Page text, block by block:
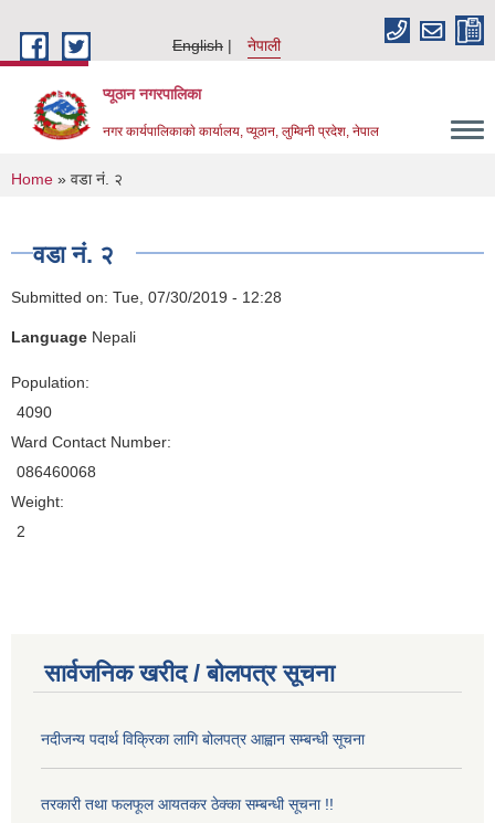
English
नेपाली
प्यूठान नगरपालिका
नगर कार्यपालिकाकाे कार्यालय, प्यूठान, लुम्विनी प्रदेश, नेपाल
You are here
Home » वडा नं. २
वडा नं. २
Submitted on: Tue, 07/30/2019 - 12:28
Language Nepali
Population:
4090
Ward Contact Number:
086460068
Weight:
2
सार्वजनिक खरीद / बोलपत्र सूचना
नदीजन्य पदार्थ विक्रिका लागि बोलपत्र आह्वान सम्बन्धी सूचना
तरकारी तथा फलफूल आयतकर ठेक्का सम्बन्धी सूचना !!